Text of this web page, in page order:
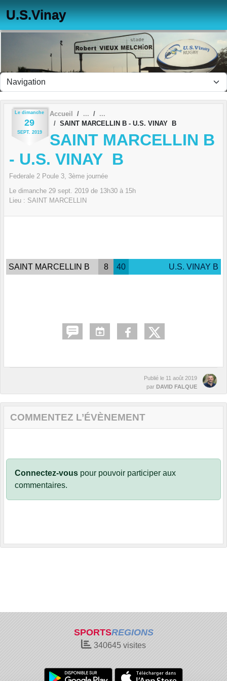
U.S.Vinay
Le dimanche
29
SEPT. 2019
Accueil
SAINT MARCELLIN B - U.S. VINAY B
SAINT MARCELLIN B
- U.S. VINAY B
Federale 2 Poule 3, 3ème journée
Le dimanche 29 sept. 2019 de 13h30 à 15h
Lieu : SAINT MARCELLIN
SAINT MARCELLIN B 8 40 U.S. VINAY B
Publié le 11 août 2019
par DAVID FALQUE
COMMENTEZ L’ÉVÈNEMENT
Connectez-vous pour pouvoir participer aux
commentaires.
SPORTSREGIONS
340645 visites